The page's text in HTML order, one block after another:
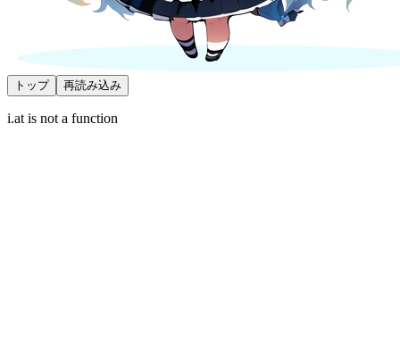
トップ 再読み込み
i.at is not a function